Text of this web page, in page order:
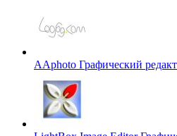
AAphoto Графический